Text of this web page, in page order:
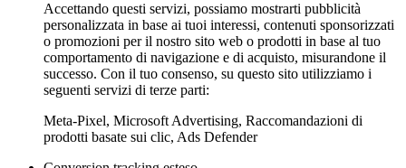
Accettando questi servizi, possiamo mostrarti pubblicità
personalizzata in base ai tuoi interessi, contenuti sponsorizzati
o promozioni per il nostro sito web o prodotti in base al tuo
comportamento di navigazione e di acquisto, misurandone il
successo. Con il tuo consenso, su questo sito utilizziamo i
seguenti servizi di terze parti:
Meta-Pixel, Microsoft Advertising, Raccomandazioni di
prodotti basate sui clic, Ads Defender